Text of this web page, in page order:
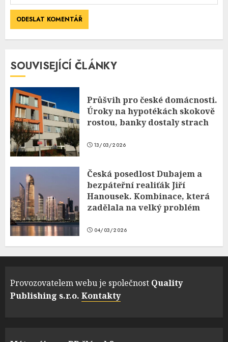
SOUVISEJÍCÍ ČLÁNKY
Průšvih pro české domácnosti.
Úroky na hypotékách skokově
rostou, banky dostaly strach
13/03/2026
Česká posedlost Dubajem a
bezpáteřní realiťák Jiří
Hanousek. Kombinace, která
zadělala na velký problém
04/03/2026
Provozovatelem webu je společnost Quality
Publishing s.r.o. Kontakty